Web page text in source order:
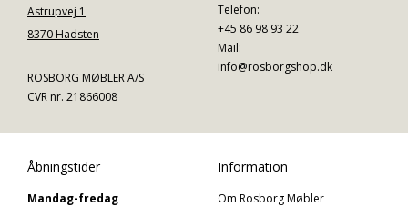
Astrupvej 1
8370 Hadsten
ROSBORG MØBLER A/S
CVR nr. 21866008
Telefon:
+45 86 98 93 22
Mail:
info@rosborgshop.dk
Åbningstider
Mandag-fredag
Information
Om Rosborg Møbler